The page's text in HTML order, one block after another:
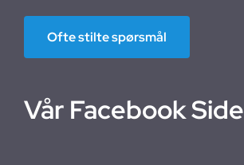
Ofte stilte spørsmål
Vår Facebook Side